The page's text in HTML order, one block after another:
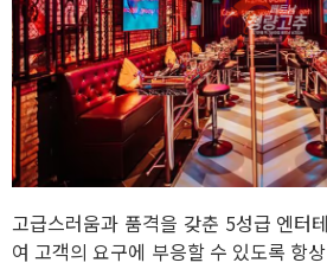
고급스러움과 품격을 갖춘 5성급 엔터
여 고객의 요구에 부응할 수 있도록 항